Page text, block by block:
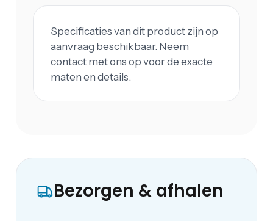
Specificaties van dit product zijn op
aanvraag beschikbaar. Neem
contact met ons op voor de exacte
maten en details.
Bezorgen & afhalen